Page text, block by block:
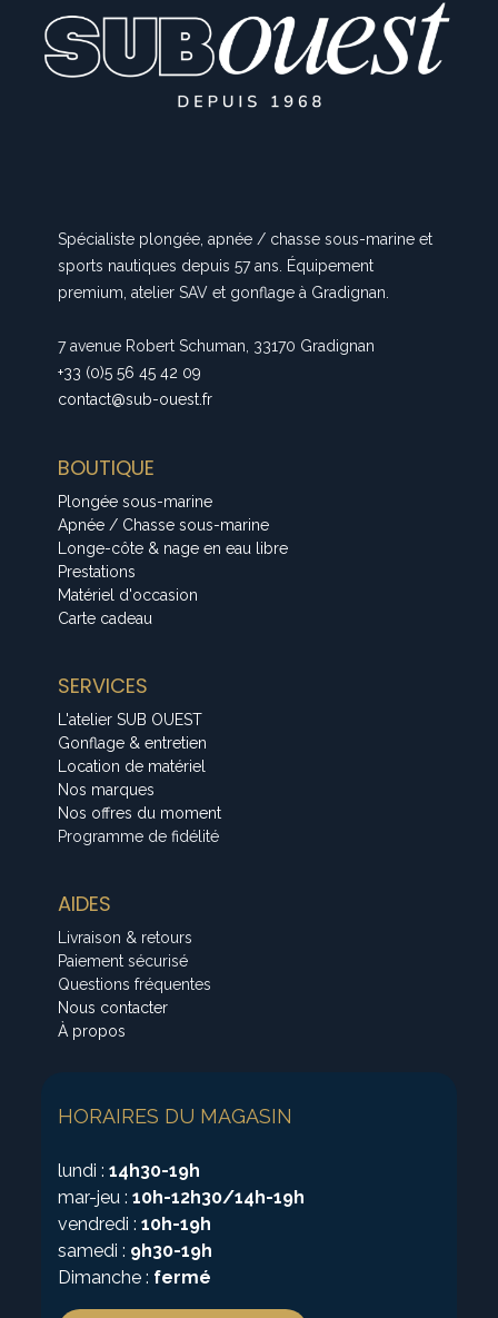
Spécialiste plongée, apnée / chasse sous-marine et
sports nautiques depuis 57 ans. Équipement
premium, atelier SAV et gonflage à Gradignan.
7 avenue Robert Schuman, 33170 Gradignan
+33 (0)5 56 45 42 09
contact@sub-ouest.fr
BOUTIQUE
Plongée sous-marine
Apnée / Chasse sous-marine
Longe-côte & nage en eau libre
Prestations
Matériel d'occasion
Carte cadeau
SERVICES
L'atelier SUB OUEST
Gonflage & entretien
Location de matériel
Nos marques
Nos offres du moment
Programme de fidélité
AIDES
Livraison & retours
Paiement sécurisé
Questions fréquentes
Nous contacter
À propos
HORAIRES DU MAGASIN
lundi :14h30-19h
mar-jeu :10h-12h30/14h-19h
vendredi :10h-19h
samedi : 9h30-19h
Dimanche : fermé